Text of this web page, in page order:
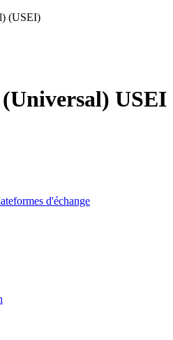
(USEI)
USEI
d'échange